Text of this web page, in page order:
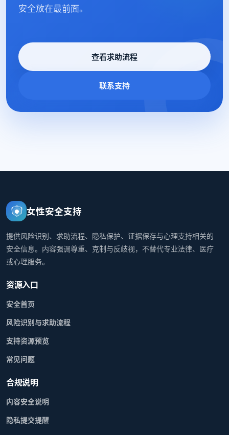
安全放在最前面。
查看求助流程
联系支持
女性安全支持
提供风险识别、求助流程、隐私保护、证据保存与心理支持相关的
安全信息。内容强调尊重、克制与反歧视，不替代专业法律、医疗
或心理服务。
资源入口
安全首页
风险识别与求助流程
支持资源预览
常见问题
合规说明
内容安全说明
隐私提交提醒